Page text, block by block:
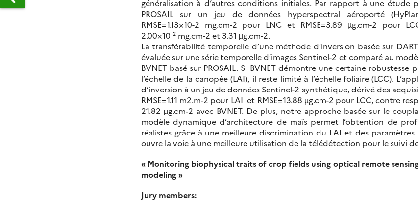
généralisation à d’autres conditions initiales. Par rapport à une étude
PROSAIL sur un jeu de données hyperspectral aéroporté
RMSE=1.13×10-2 mg.cm-2 pour LNC et RMSE=3.89 µg.cm-2 pour
2.00×10⁻² mg.cm-2 et 3.31 µg.cm-2.
La transférabilité temporelle d’une méthode d’inversion basée sur
évaluée sur une série temporelle d’images Sentinel-2 et comparé au
BVNET basé sur PROSAIL. Si BVNET démontre une certaine robustesse
l’échelle de la canopée (LAI), il reste limité à l’échelle foliaire (LCC).
d’inversion à un jeu de données Sentinel-2 synthétique, dérivé des
RMSE=1.11 m2.m-2 pour LAI et RMSE=13.88 µg.cm-2 pour LCC, contre
21.82 µg.cm-2 avec BVNET. De plus, notre approche basée sur le
modèle dynamique d’architecture de maïs permet l’obtention de
réalistes grâce à une meilleure discrimination du LAI et des paramètres
ouvre la voie à une meilleure utilisation de la télédétection pour le suivi
« Monitoring biophysical traits of crop fields using optical remote
modeling »
Jury members: